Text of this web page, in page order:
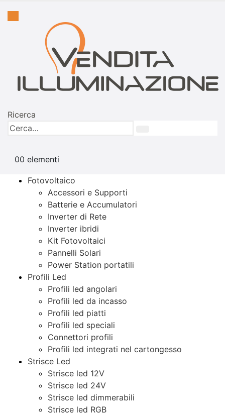
Ricerca
00 elementi
Fotovoltaico
Accessori e Supporti
Batterie e Accumulatori
Inverter di Rete
Inverter ibridi
Kit Fotovoltaici
Pannelli Solari
Power Station portatili
Profili Led
Profili led angolari
Profili led da incasso
Profili led piatti
Profili led speciali
Connettori profili
Profili led integrati nel cartongesso
Strisce Led
Strisce led 12V
Strisce led 24V
Strisce led dimmerabili
Strisce led RGB